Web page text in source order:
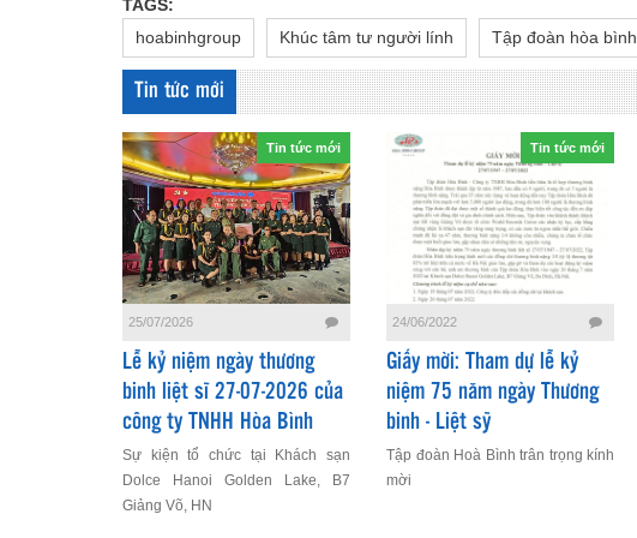
TAGS:
hoabinhgroup
Khúc tâm tư người lính Tập đoàn hòa bình
Tin tức mới
Tin tức mới
25/07/2026
Lễ kỷ niệm ngày thương
binh liệt sĩ 27-07-2026 của
công ty TNHH Hòa Bình
Sự kiện tổ chức tại Khách sạn
Dolce Hanoi Golden Lake, B7
Giảng Võ, HN
Tin tức mới
24/06/2022
Giấy mời: Tham dự lễ kỷ
niệm 75 năm ngày Thương
binh - Liệt sỹ
Tập đoàn Hoà Bình trân trọng kính
mời